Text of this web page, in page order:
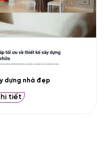
dựng nhà đẹp
tiết